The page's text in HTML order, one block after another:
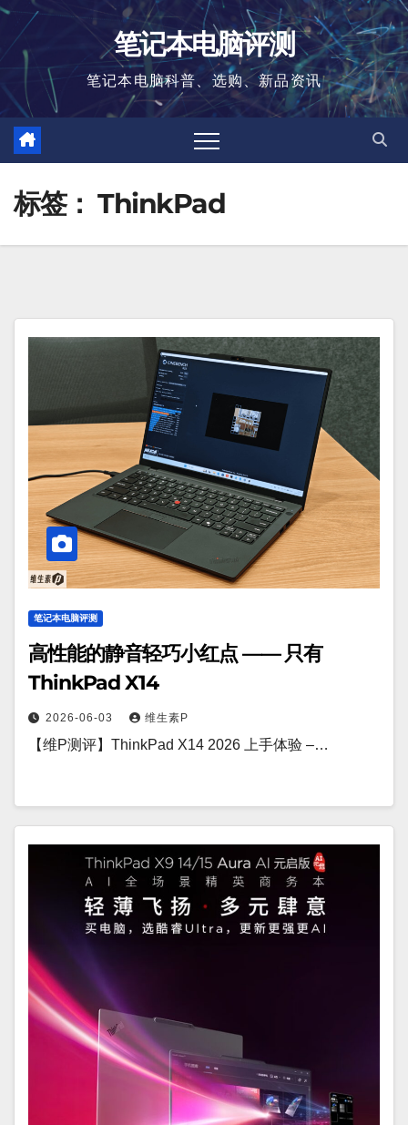
跳
至
笔记本电脑评测
笔记本电脑科普、选购、新品资讯
标签： ThinkPad
笔记本电脑评测
高性能的静音轻巧小红点 —— 只有
ThinkPad X14
2026-06-03 维生素P
【维P测评】ThinkPad X14 2026 上手体验 –…